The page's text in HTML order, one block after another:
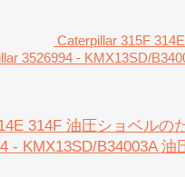
Caterpillar 315F
3526994 - KMX13SD/
314F 油圧ショベルの
- KMX13SD/B34003A 油